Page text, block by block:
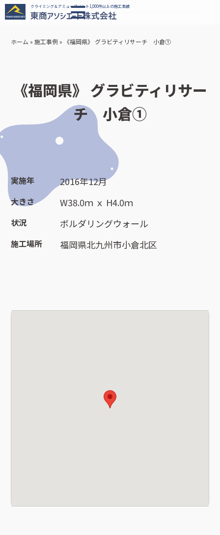
クライミング＆アミューズメント1,000件以上の施工実績
ホーム »施工事例 » 《福岡県》 グラビティリサーチ 小倉①
《福岡県》 グラビティリサー
チ 小倉①
実施年 2016年12月
大きさ W38.0ｍ ｘ H4.0ｍ
状況 ボルダリングウォール
施工場所 福岡県北九州市小倉北区